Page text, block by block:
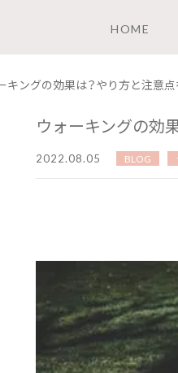
HOME
キングの効果は？やり方と注意
ウォーキングの効
2022.08.05 BLOG